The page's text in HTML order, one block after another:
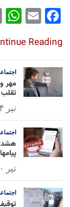
Fac
ok
Em
p
Reading
مهر
تیر ۲۴, ۱۴۰۵
تیر ۲۰, ۱۴۰۵